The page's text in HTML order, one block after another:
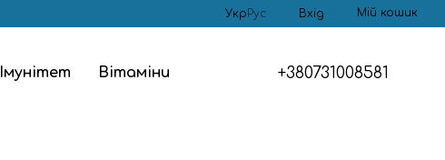
Укр Рус Вхід Мій кошик
Імунітет Вітаміни +380731008581